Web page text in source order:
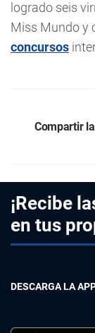
logrado seis
Miss Mundo y
concursos
Compartir
¡Recibe
en tus
DESCARGA LA